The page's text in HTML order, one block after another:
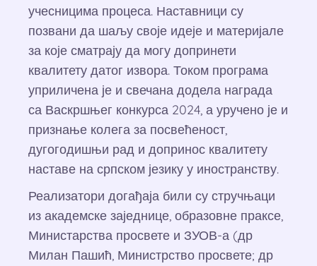
учесницима процеса. Наставници су
позвани да шаљу своје идеје и материјале
за које сматрају да могу допринети
квалитету датог извора. Током програма
уприличена је и свечана додела награда
са Васкршњег конкурса 2024, а уручено је и
признање колега за посвећеност,
дугогодишњи рад и допринос квалитету
наставе на српском језику у иностранству.
Реализатори догађаја били су стручњаци
из академске заједнице, образовне праксе,
Министарства просвете и ЗУОВ-а (др
Милан Пашић, Министрство просвете; др